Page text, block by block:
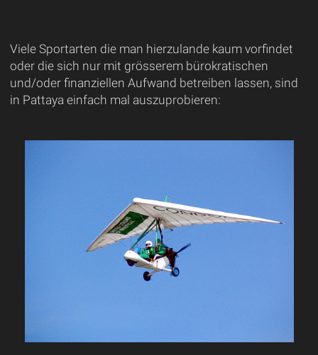
Viele Sportarten die man hierzulande kaum vorfindet
oder die sich nur mit grösserem bürokratischen
und/oder finanziellen Aufwand betreiben lassen, sind
in Pattaya einfach mal auszuprobieren: